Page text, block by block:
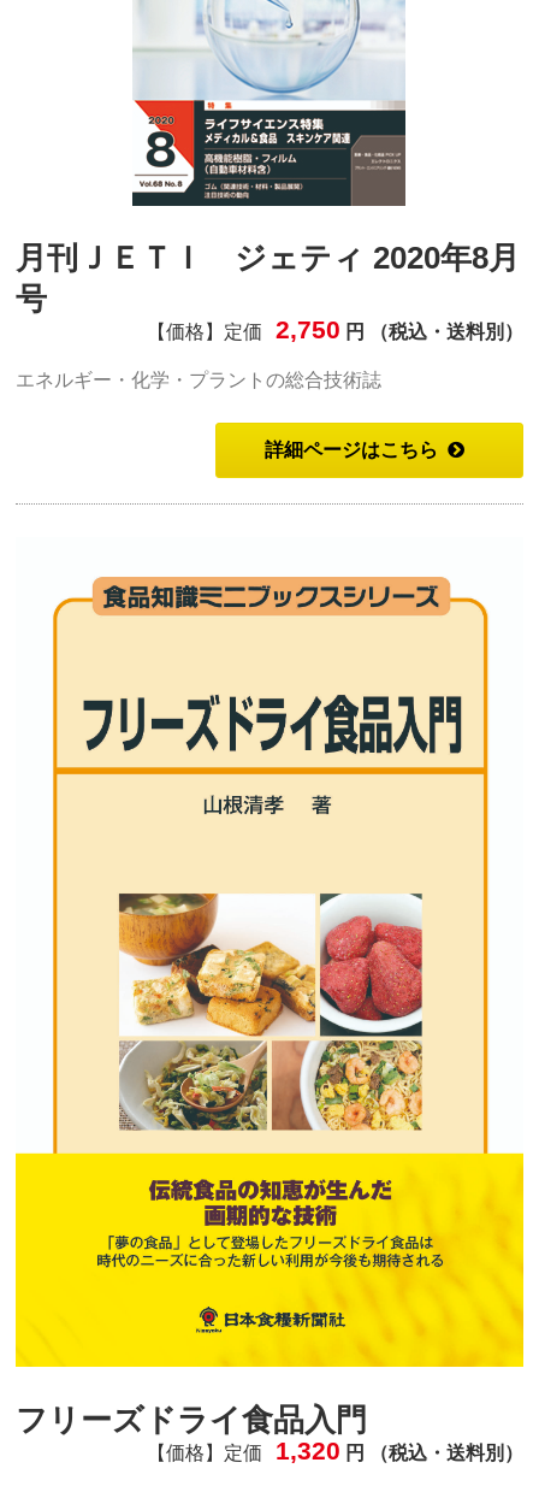
月刊ＪＥＴＩ ジェティ 2020年8月
号
【価格】定価 2,750 円 （税込・送料別）
エネルギー・化学・プラントの総合技術誌
詳細ページはこちら
フリーズドライ食品入門
【価格】定価 1,320 円 （税込・送料別）